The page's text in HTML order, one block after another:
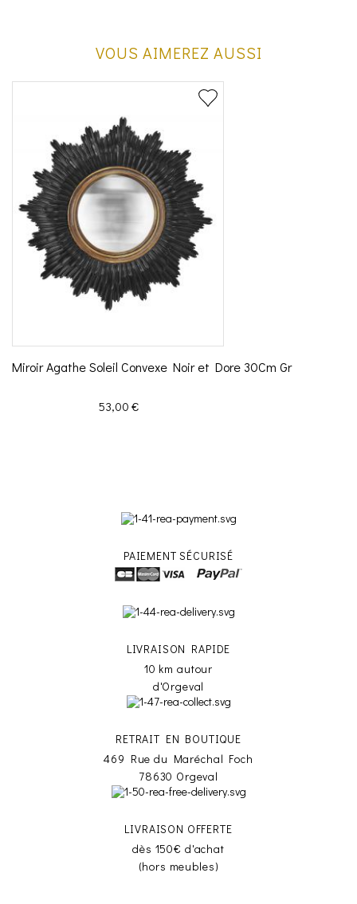
VOUS AIMEREZ AUSSI
Miroir Agathe Soleil Convexe Noir et Dore 30Cm Gr
Prix
53,00 €
PAIEMENT SÉCURISÉ
LIVRAISON RAPIDE
10 km autour
d'Orgeval
RETRAIT EN BOUTIQUE
469 Rue du Maréchal Foch
78630 Orgeval
LIVRAISON OFFERTE
dès 150€ d'achat
(hors meubles)